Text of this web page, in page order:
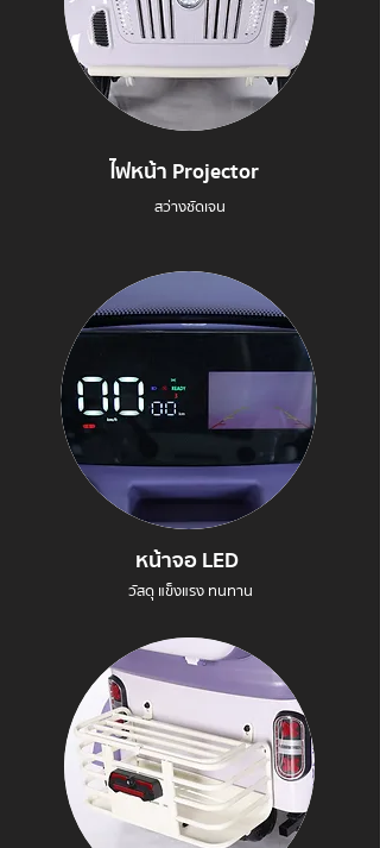
ไฟหน้า Projector
สว่างชัดเจน
หน้าจอ LED
วัสดุ แข็งแรง ทนทาน